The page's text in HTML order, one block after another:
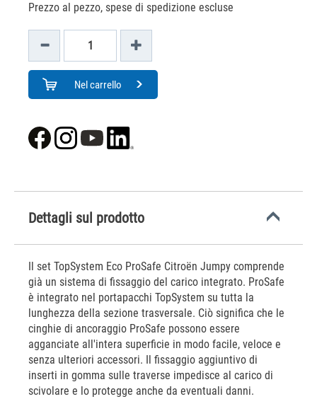
Prezzo al pezzo, spese di spedizione escluse
Nel carrello
Dettagli sul prodotto
Il set TopSystem Eco ProSafe Citroën Jumpy comprende
già un sistema di fissaggio del carico integrato. ProSafe
è integrato nel portapacchi TopSystem su tutta la
lunghezza della sezione trasversale. Ciò significa che le
cinghie di ancoraggio ProSafe possono essere
agganciate all'intera superficie in modo facile, veloce e
senza ulteriori accessori. Il fissaggio aggiuntivo di
inserti in gomma sulle traverse impedisce al carico di
scivolare e lo protegge anche da eventuali danni.